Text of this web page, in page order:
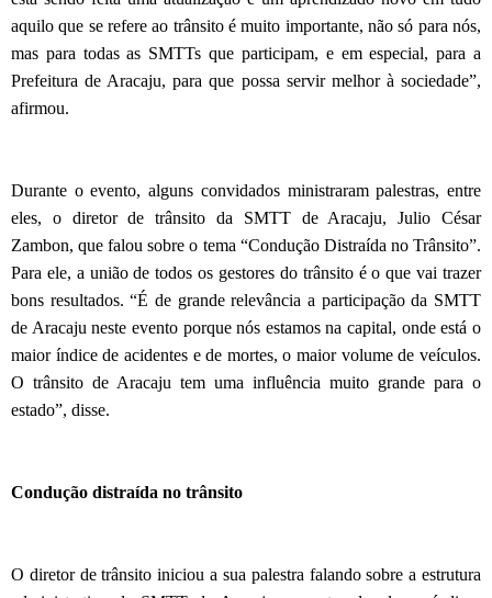
aquilo que se refere ao trânsito é muito importante, não só para nós,
mas para todas as SMTTs que participam, e em especial, para a
Prefeitura de Aracaju, para que possa servir melhor à sociedade”,
afirmou.
Durante o evento, alguns convidados ministraram palestras, entre
eles, o diretor de trânsito da SMTT de Aracaju, Julio César
Zambon, que falou sobre o tema “Condução Distraída no Trânsito”.
Para ele, a união de todos os gestores do trânsito é o que vai trazer
bons resultados. “É de grande relevância a participação da SMTT
de Aracaju neste evento porque nós estamos na capital, onde está o
maior índice de acidentes e de mortes, o maior volume de veículos.
O trânsito de Aracaju tem uma influência muito grande para o
estado”, disse.
Condução distraída no trânsito
O diretor de trânsito iniciou a sua palestra falando sobre a estrutura